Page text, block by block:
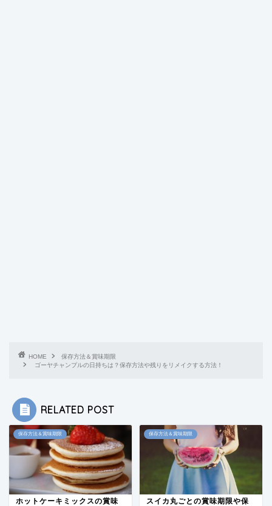
HOME
保存方法＆賞味期限
ゴーヤチャンプルの日持ちは？保存方法や残りをリメイクする方法！
RELATED POST
保存方法＆賞味期限
ホットケーキミックスの賞味
保存方法＆賞味期限
スイカ丸ごとの賞味期限や保